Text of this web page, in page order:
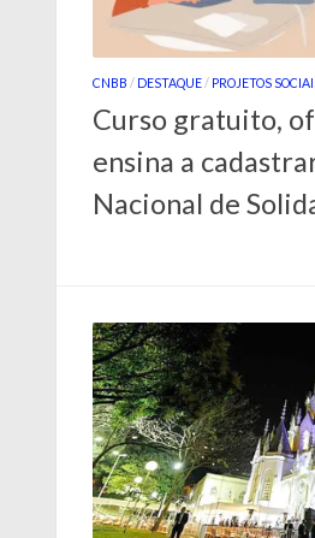
CNBB / DESTAQUE/ PROJETOS
Curso gratuito,
ensina a
Nacional de